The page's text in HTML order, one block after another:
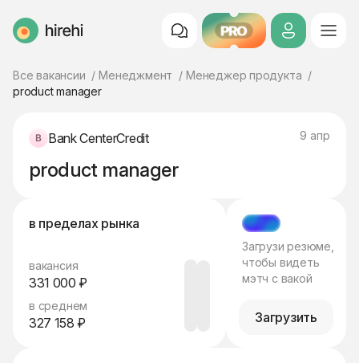
HireHi PRO
Все вакансии Менеджмент
Менеджер продукта
product manager
Bank CenterCredit 9 апр
product manager
в пределах рынка
вакансия
331 000 ₽
в среднем
327 158 ₽
МЭТЧ
Загрузи резюме,
чтобы видеть
мэтч с вакой
Загрузить